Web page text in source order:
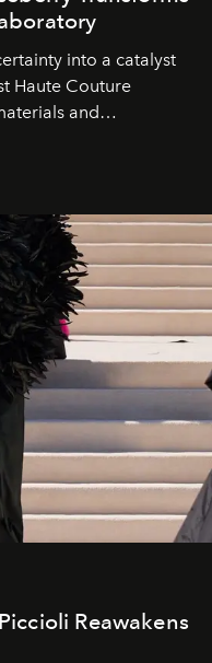
into a catalyst
Haute Couture
and
new territory between
Reawakens